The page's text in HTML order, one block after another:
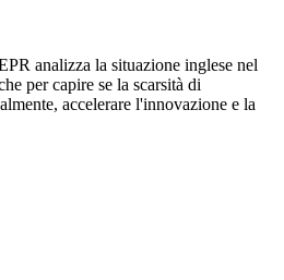
analizza la situazione inglese nel
per capire se la scarsità di
accelerare l'innovazione e la